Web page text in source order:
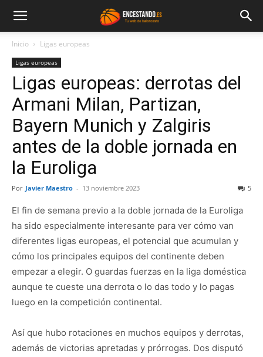
Inicio Ligas europeas
Ligas europeas
Ligas europeas: derrotas del
Armani Milan, Partizan,
Bayern Munich y Zalgiris
antes de la doble jornada en
la Euroliga
Por Javier Maestro - 13 noviembre 2023 5
El fin de semana previo a la doble jornada de la Euroliga
ha sido especialmente interesante para ver cómo van
diferentes ligas europeas, el potencial que acumulan y
cómo los principales equipos del continente deben
empezar a elegir. O guardas fuerzas en la liga doméstica
aunque te cueste una derrota o lo das todo y lo pagas
luego en la competición continental.
Así que hubo rotaciones en muchos equipos y derrotas,
además de victorias apretadas y prórrogas. Dos disputó